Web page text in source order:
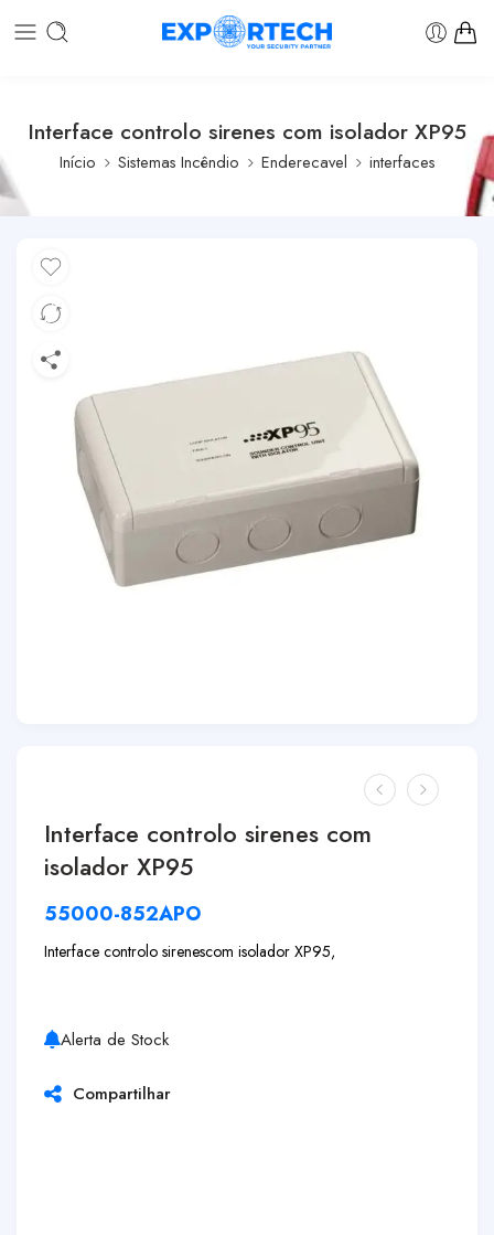
Interface controlo sirenes com isolador XP95
Início Sistemas Incêndio Enderecavel interfaces
Interface controlo sirenes com
isolador XP95
55000-852APO
Interface controlo sirenescom isolador XP95,
Alerta de Stock
Compartilhar